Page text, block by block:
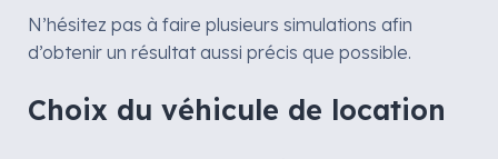
N’hésitez pas à faire plusieurs simulations afin
d’obtenir un résultat aussi précis que possible.
Choix du véhicule de location